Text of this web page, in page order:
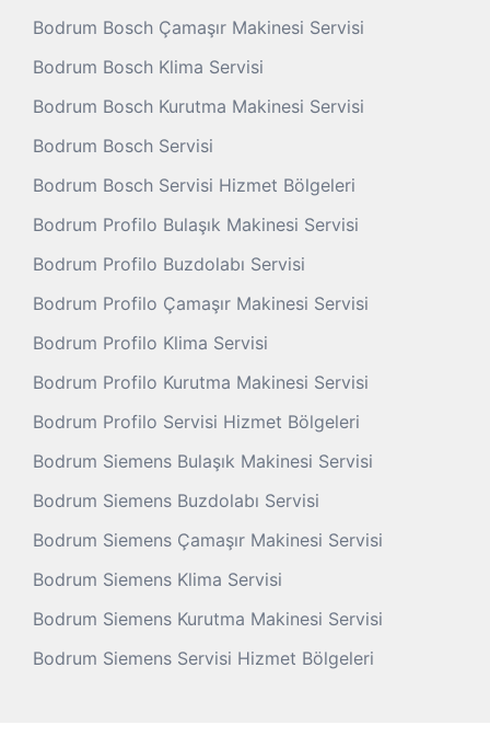
Bodrum Bosch Çamaşır Makinesi Servisi
Bodrum Bosch Klima Servisi
Bodrum Bosch Kurutma Makinesi Servisi
Bodrum Bosch Servisi
Bodrum Bosch Servisi Hizmet Bölgeleri
Bodrum Profilo Bulaşık Makinesi Servisi
Bodrum Profilo Buzdolabı Servisi
Bodrum Profilo Çamaşır Makinesi Servisi
Bodrum Profilo Klima Servisi
Bodrum Profilo Kurutma Makinesi Servisi
Bodrum Profilo Servisi Hizmet Bölgeleri
Bodrum Siemens Bulaşık Makinesi Servisi
Bodrum Siemens Buzdolabı Servisi
Bodrum Siemens Çamaşır Makinesi Servisi
Bodrum Siemens Klima Servisi
Bodrum Siemens Kurutma Makinesi Servisi
Bodrum Siemens Servisi Hizmet Bölgeleri